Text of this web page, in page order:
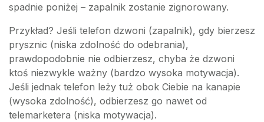
spadnie poniżej – zapalnik zostanie zignorowany.
Przykład? Jeśli telefon dzwoni (zapalnik), gdy bierzesz
prysznic (niska zdolność do odebrania),
prawdopodobnie nie odbierzesz, chyba że dzwoni
ktoś niezwykle ważny (bardzo wysoka motywacja).
Jeśli jednak telefon leży tuż obok Ciebie na kanapie
(wysoka zdolność), odbierzesz go nawet od
telemarketera (niska motywacja).